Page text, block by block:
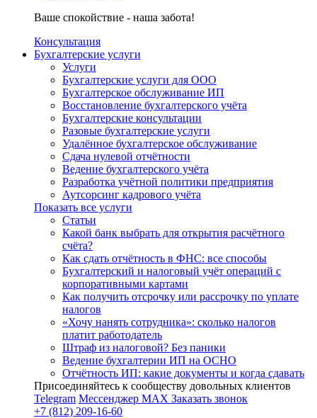
Ваше спокойствие - наша забота!
Консультация
Бухгалтерские услуги
Услуги
Бухгалтерские услуги для ООО
Бухгалтерское обслуживание ИП
Восстановление бухгалтерского учёта
Бухгалтерские консультации
Разовые бухгалтерские услуги
Удалённое бухгалтерское обслуживание
Сдача нулевой отчётности
Ведение бухгалтерского учёта
Разработка учётной политики предприятия
Аутсорсинг кадрового учёта
Показать все услуги
Статьи
Какой банк выбрать для открытия расчётного
счёта?
Как сдать отчётность в ФНС: все способы
Бухгалтерский и налоговый учёт операций с
корпоративными картами
Как получить отсрочку или рассрочку по уплате
налогов
«Хочу нанять сотрудника»: сколько налогов
платит работодатель
Штраф из налоговой? Без паники
Ведение бухгалтерии ИП на ОСНО
Отчётность ИП: какие документы и когда сдавать
Присоединяйтесь к сообществу довольных клиентов
Telegram Мессенджер MAX Заказать звонок
+7 (812) 209-16-60